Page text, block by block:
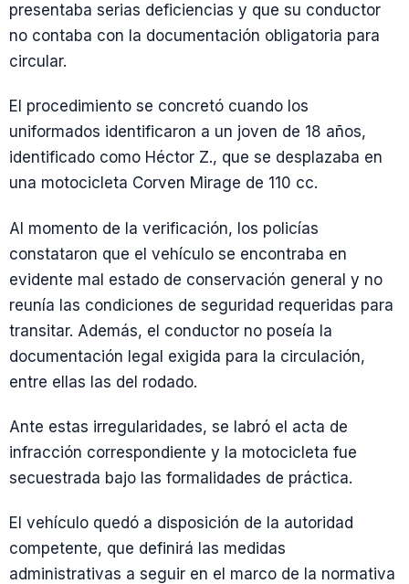
presentaba serias deficiencias y que su conductor
no contaba con la documentación obligatoria para
circular.
El procedimiento se concretó cuando los
uniformados identificaron a un joven de 18 años,
identificado como Héctor Z., que se desplazaba en
una motocicleta Corven Mirage de 110 cc.
Al momento de la verificación, los policías
constataron que el vehículo se encontraba en
evidente mal estado de conservación general y no
reunía las condiciones de seguridad requeridas para
transitar. Además, el conductor no poseía la
documentación legal exigida para la circulación,
entre ellas las del rodado.
Ante estas irregularidades, se labró el acta de
infracción correspondiente y la motocicleta fue
secuestrada bajo las formalidades de práctica.
El vehículo quedó a disposición de la autoridad
competente, que definirá las medidas
administrativas a seguir en el marco de la normativa